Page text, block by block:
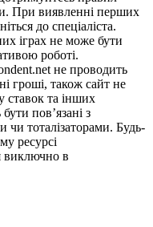
При виявленні перших
до спеціаліста.
іграх не може бути
роботі.
не проводить
гроші, також сайт не
ставок та інших
пов’язані з
чи тоталізаторами. Будь-
ресурсі
виключно в